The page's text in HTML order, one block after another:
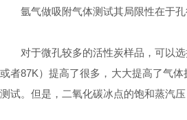
氩气做吸附气体测试其局限性在于孔
对于微孔较多的活性炭样品，可以选
或者87K）提高了很多，大大提高了气
测试。但是，二氧化碳冰点的饱和蒸汽